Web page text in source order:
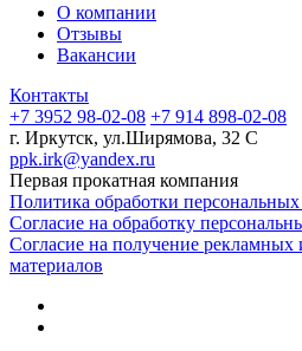
О компании
Отзывы
Вакансии
Контакты
+7 3952 98-02-08 +7 914 898-02-08
г. Иркутск, ул.Ширямова, 32 С
ppk.irk@yandex.ru
Первая прокатная компания
Политика обработки
Согласие на обработку
Согласие на получение
материалов